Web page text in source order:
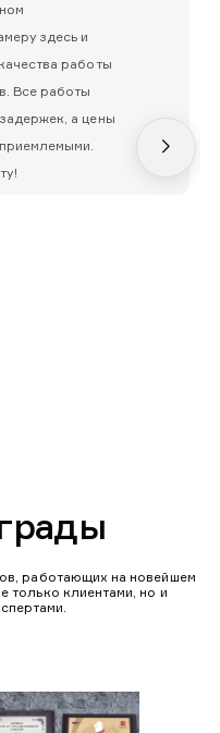
здесь и
работы
Все работы
а цены
работающих на новейшем
только клиентами, но и